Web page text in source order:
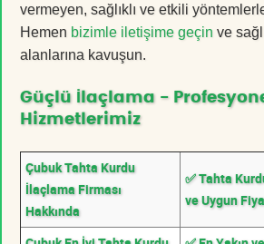
vermeyen, sağlıklı ve etkili
Hemen bizimle iletişime geçin ve
alanlarına kavuşun.
Güçlü İlaçlama -
Hizmetlerimiz
Çubuk Tahta Kurdu
İlaçlama Firması
Hakkında
✅ Tahta
ve Uygun